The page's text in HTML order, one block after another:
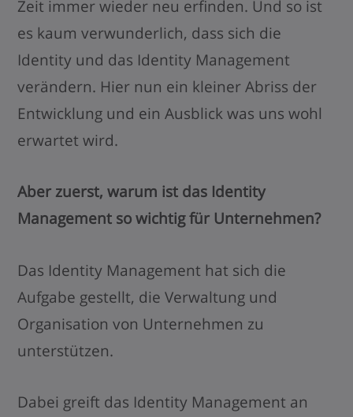
Zeit immer wieder neu erfinden. Und so ist
es kaum verwunderlich, dass sich die
Identity und das Identity Management
verändern. Hier nun ein kleiner Abriss der
Entwicklung und ein Ausblick was uns wohl
erwartet wird.
Aber zuerst, warum ist das Identity
Management so wichtig für Unternehmen?
Das Identity Management hat sich die
Aufgabe gestellt, die Verwaltung und
Organisation von Unternehmen zu
unterstützen.
Dabei greift das Identity Management an